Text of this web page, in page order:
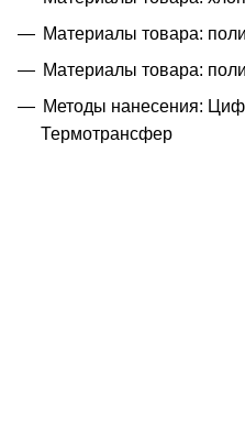
Материалы товара:
Материалы товара:
Методы нанесения:
Термотрансфер